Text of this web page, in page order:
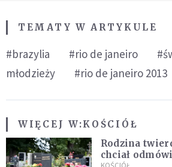
TEMATY W ARTYKULE
#brazylia #rio de janeiro
młodzieży
#rio de janeiro 2013
WIĘCEJ W:KOŚCIÓŁ
Rodzina
chciał